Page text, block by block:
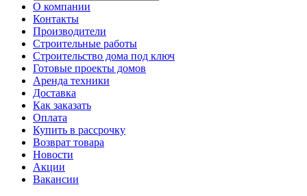
О компании
Контакты
Производители
Строительные работы
Строительство дома под ключ
Готовые проекты домов
Аренда техники
Доставка
Как заказать
Оплата
Купить в рассрочку
Возврат товара
Новости
Акции
Вакансии